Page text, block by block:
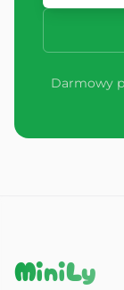
Darmowy
MiniLy